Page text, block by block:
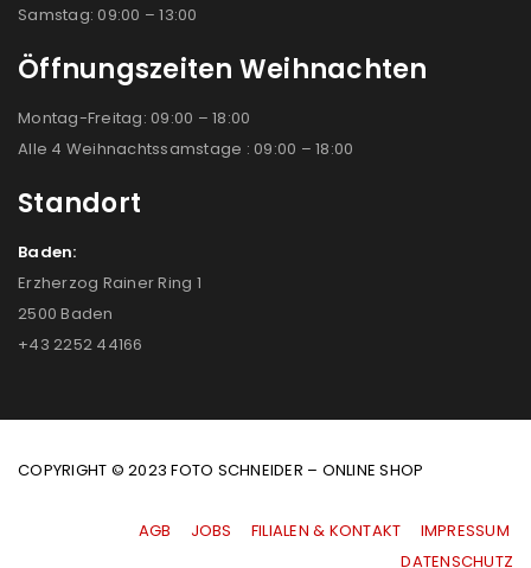
Samstag: 09:00 – 13:00
Öffnungszeiten Weihnachten
Montag-Freitag: 09:00 – 18:00
Alle 4 Weihnachtssamstage : 09:00 – 18:00
Standort
Baden:
Erzherzog Rainer Ring 1
2500 Baden
+43 2252 44166
COPYRIGHT © 2023 FOTO SCHNEIDER – ONLINE SHOP
AGB JOBS FILIALEN & KONTAKT
IMPRESSUM
|DATENSCHUTZ